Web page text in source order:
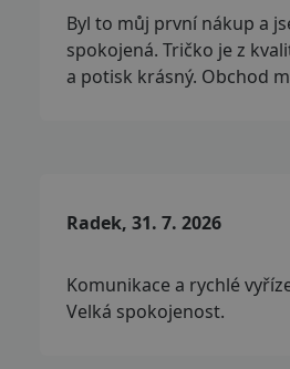
Byl to můj první nákup a
spokojená. Tričko je z
a potisk krásný. Obchod
Radek, 31. 7. 2026
Komunikace a rychlé
Velká spokojenost.